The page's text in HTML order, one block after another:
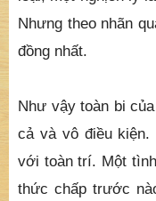
Nhưng theo nhãn
đồng nhất.
Như vậy toàn bi
cả và vô điều kiện.
với toàn trí. Một
thức chấp trước